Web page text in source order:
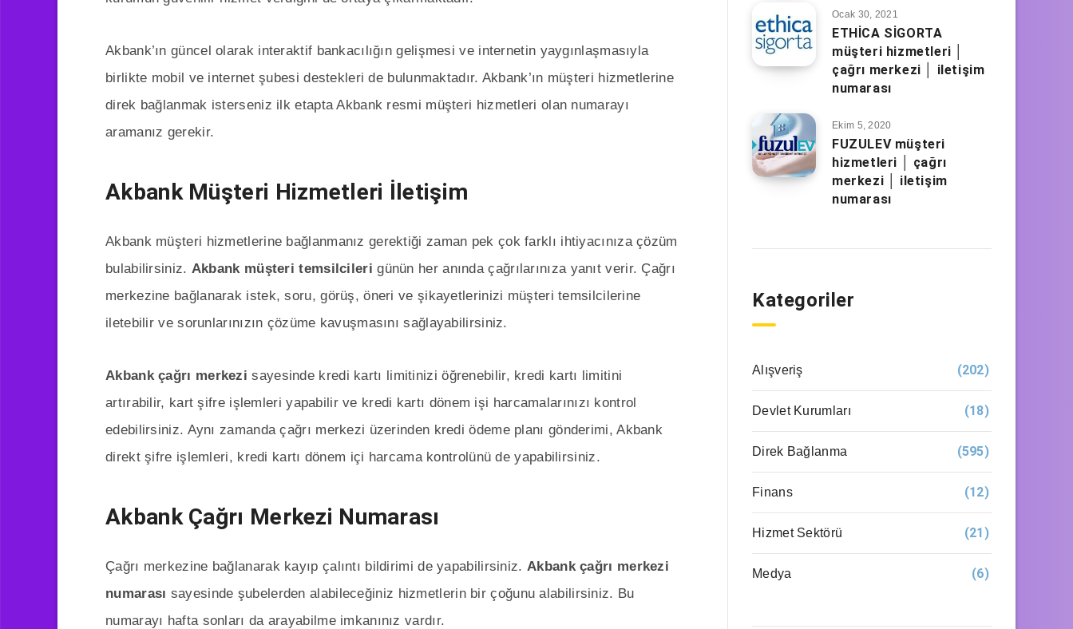
Akbank’ın güncel olarak interaktif bankacılığın gelişmesi ve internetin yaygınlaşmasıyla
birlikte mobil ve internet şubesi destekleri de bulunmaktadır. Akbank’ın müşteri hizmetlerine
direk bağlanmak isterseniz ilk etapta Akbank resmi müşteri hizmetleri olan numarayı
aramanız gerekir.
Akbank Müşteri Hizmetleri İletişim
Akbank müşteri hizmetlerine bağlanmanız gerektiği zaman pek çok farklı ihtiyacınıza çözüm
bulabilirsiniz. Akbank müşteri temsilcileri günün her anında çağrılarınıza yanıt verir. Çağrı
merkezine bağlanarak istek, soru, görüş, öneri ve şikayetlerinizi müşteri temsilcilerine
iletebilir ve sorunlarınızın çözüme kavuşmasını sağlayabilirsiniz.
Akbank çağrı merkezisayesinde kredi kartı limitinizi öğrenebilir, kredi kartı limitini
artırabilir, kart şifre işlemleri yapabilir ve kredi kartı dönem işi harcamalarınızı kontrol
edebilirsiniz. Aynı zamanda çağrı merkezi üzerinden kredi ödeme planı gönderimi, Akbank
direkt şifre işlemleri, kredi kartı dönem içi harcama kontrolünü de yapabilirsiniz.
Akbank Çağrı Merkezi Numarası
Çağrı merkezine bağlanarak kayıp çalıntı bildirimi de yapabilirsiniz. Akbank çağrı merkezi
numarası sayesinde şubelerden alabileceğiniz hizmetlerin bir çoğunu alabilirsiniz. Bu
numarayı hafta sonları da arayabilme imkanınız vardır.
Ocak 30, 2021
ETHİCA SİGORTA
müşteri hizmetleri │
çağrı merkezi │ iletişim
numarası
Ekim 5, 2020
FUZULEV müşteri
hizmetleri │ çağrı
merkezi │ iletişim
numarası
Kategoriler
Alışveriş (202)
Devlet Kurumları (18)
Direk Bağlanma (595)
Finans (12)
Hizmet Sektörü (21)
Medya (6)